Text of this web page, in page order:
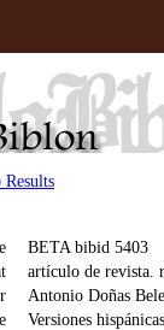
Results
BETA bibid 5403
artículo de revista.
Antonio Doñas
Versiones